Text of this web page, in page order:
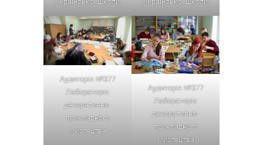
Аудиторія №377
Лабораторія
декоративно-
прикладного
мистецтва
Аудиторія №377
Лабораторія
декоративно-
прикладного
мистецтва